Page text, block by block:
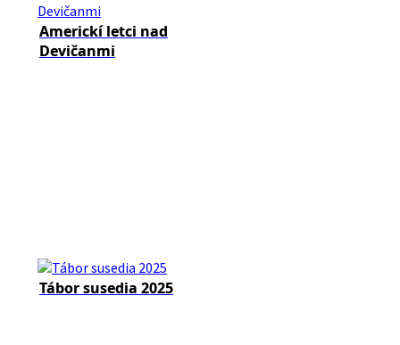
Americkí letci nad
Devičanmi
Tábor susedia 2025